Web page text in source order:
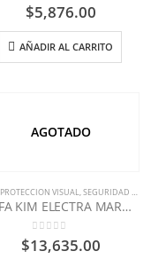
0out of 5
$5,876.00
AÑADIR AL CARRITO
AGOTADO
PROTECCION VISUAL,SEGURIDAD INDUSTRIAL
GAFA KIM ELECTRA MARCO ROSA L/OSCURO
0 out of 5
$13,635.00